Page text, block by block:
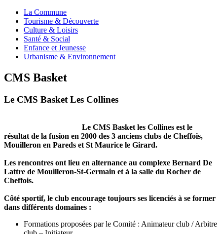
La Commune
Tourisme & Découverte
Culture & Loisirs
Santé & Social
Enfance et Jeunesse
Urbanisme & Environnement
CMS Basket
Le CMS Basket Les Collines
Le CMS Basket les Collines est le
résultat de la fusion en 2000 des 3 anciens clubs de Cheffois,
Mouilleron en Pareds et St Maurice le Girard.
Les rencontres ont lieu en alternance au complexe Bernard De
Lattre de Mouilleron-St-Germain et à la salle du Rocher de
Cheffois.
Côté sportif, le club encourage toujours ses licenciés à se former
dans différents domaines :
Formations proposées par le Comité : Animateur club / Arbitre